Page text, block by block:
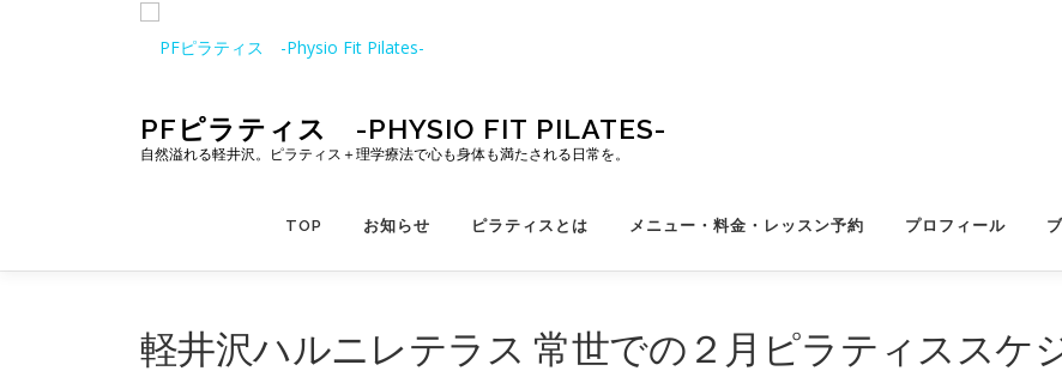
PFピラティス -PHYSIO FIT PILATES-
自然溢れる軽井沢。ピラティス＋理学療法で心も身体も満たされる日常を。
TOP お知らせ ピラティスとは メニュー・料金・レッスン予約 プロフィール
軽井沢ハルニレテラス 常世での２月ピラティススケ